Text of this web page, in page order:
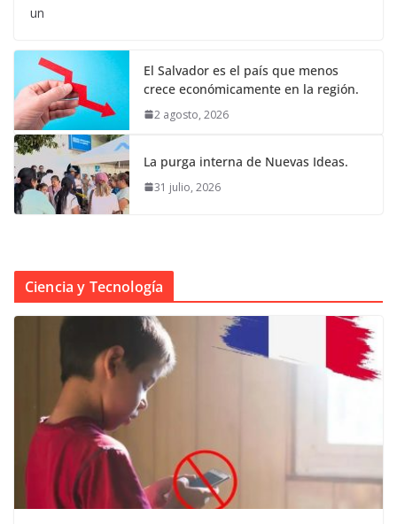
un
El Salvador es el país que menos
crece económicamente en la región.
2 agosto, 2026
La purga interna de Nuevas Ideas.
31 julio, 2026
Ciencia y Tecnología